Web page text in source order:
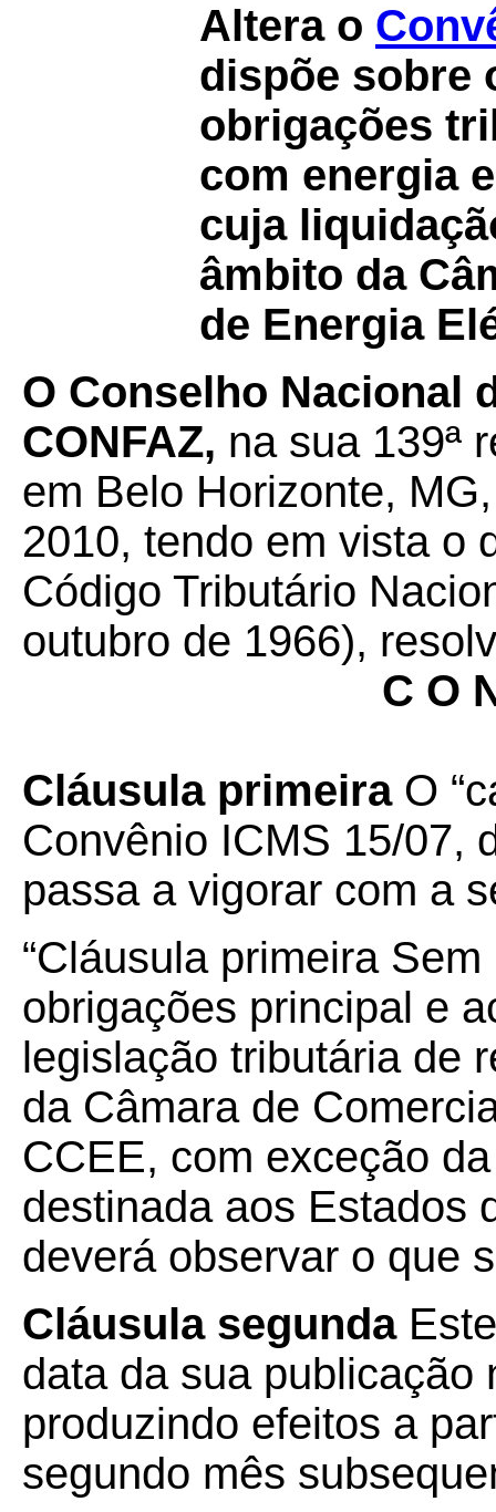
Altera o
dispõe sobre
obrigações
com energia
cuja
âmbito da
de Energia
O Conselho Nacional
CONFAZ, na sua 139ª
em Belo Horizonte,
2010, tendo em vista o
Código Tributário
outubro de 1966),
C O
Cláusula primeiraO
Convênio ICMS 15/07,
passa a vigorar com a
“Cláusula primeira
obrigações principal e
legislação tributária de
da Câmara de
CCEE, com exceção
destinada aos Estados
deverá observar o que
Cláusula segunda
data da sua publicação
produzindo efeitos a
segundo mês